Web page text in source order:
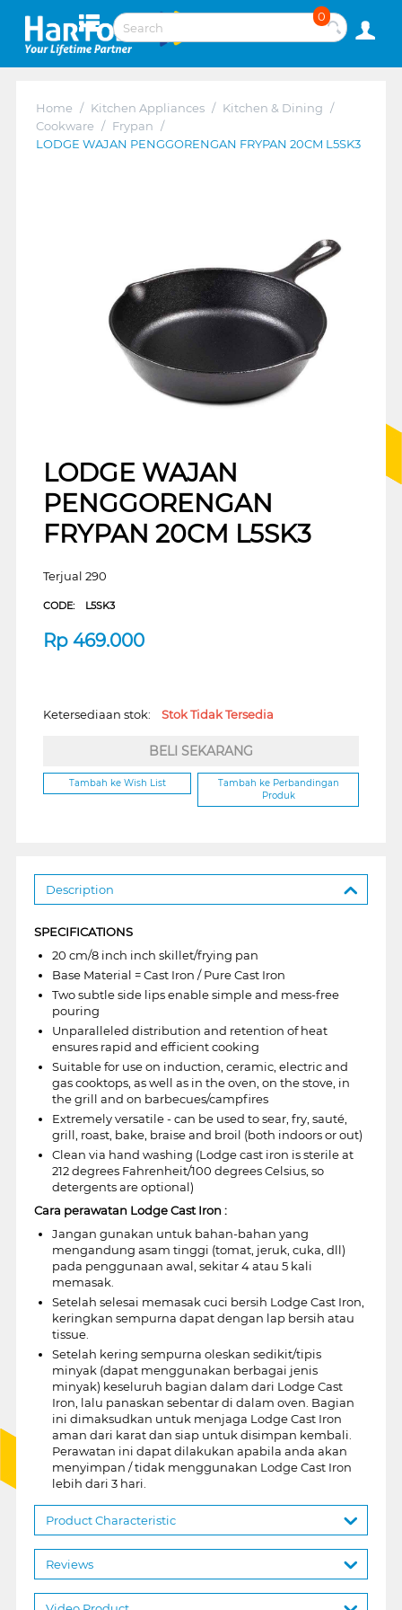
0
Home / Kitchen Appliances / Kitchen & Dining /
Cookware / Frypan /
LODGE WAJAN PENGGORENGAN FRYPAN 20CM L5SK3
LODGE WAJAN
PENGGORENGAN
FRYPAN 20CM L5SK3
Terjual 290
CODE: L5SK3
Rp 469.000
Ketersediaan stok: Stok Tidak Tersedia
BELI SEKARANG
Tambah ke Wish List
Tambah ke Perbandingan
Produk
Description
SPECIFICATIONS
20 cm/8 inch inch skillet/frying pan
Base Material = Cast Iron / Pure Cast Iron
Two subtle side lips enable simple and mess-free
pouring
Unparalleled distribution and retention of heat
ensures rapid and efficient cooking
Suitable for use on induction, ceramic, electric and
gas cooktops, as well as in the oven, on the stove, in
the grill and on barbecues/campfires
Extremely versatile - can be used to sear, fry, sauté,
grill, roast, bake, braise and broil (both indoors or out)
Clean via hand washing (Lodge cast iron is sterile at
212 degrees Fahrenheit/100 degrees Celsius, so
detergents are optional)
Cara perawatan Lodge Cast Iron :
Jangan gunakan untuk bahan-bahan yang
mengandung asam tinggi (tomat, jeruk, cuka, dll)
pada penggunaan awal, sekitar 4 atau 5 kali
memasak.
Setelah selesai memasak cuci bersih Lodge Cast Iron,
keringkan sempurna dapat dengan lap bersih atau
tissue.
Setelah kering sempurna oleskan sedikit/tipis
minyak (dapat menggunakan berbagai jenis
minyak) keseluruh bagian dalam dari Lodge Cast
Iron, lalu panaskan sebentar di dalam oven. Bagian
ini dimaksudkan untuk menjaga Lodge Cast Iron
aman dari karat dan siap untuk disimpan kembali.
Perawatan ini dapat dilakukan apabila anda akan
menyimpan / tidak menggunakan Lodge Cast Iron
lebih dari 3 hari.
Product Characteristic
Reviews